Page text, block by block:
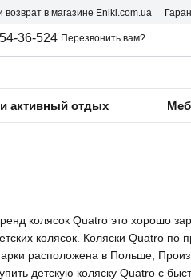
возврат в магазине Eniki.com.ua
36-524 Перезвонить вам?
активный отдых
колясок Quatro это хорошо
колясок. Коляски Quatro по
расположена в Польше,
детскую коляску Quatro с